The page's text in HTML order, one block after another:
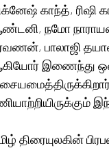
காந்த், ரிஷி
நமோ
பாலாஜி
இணைந்து
திரையுலகின்